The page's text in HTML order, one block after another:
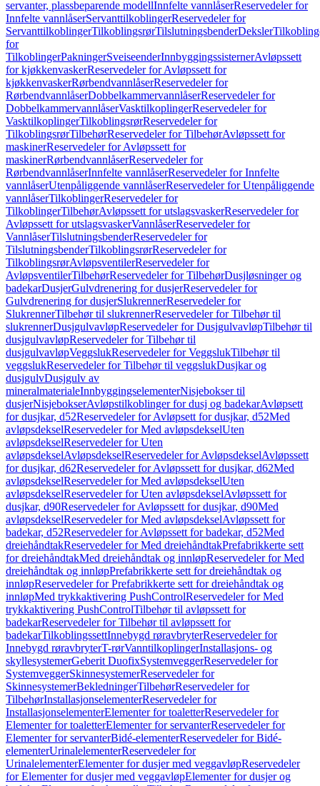
servanter, plassbeparende modellInnfelte vannlåserReservedeler for
Innfelte vannlåserServanttilkoblingerReservedeler for
ServanttilkoblingerTilkoblingsrørTilslutningsbenderDeksler
for
TilkoblingerPakningerSveiseenderInnbyggingssisternerAvløpssett
for kjøkkenvaskerReservedeler for Avløpssett for
kjøkkenvaskerRørbendvannlåserReservedeler for
RørbendvannlåserDobbelkammervannlåserReservedeler for
DobbelkammervannlåserVasktilkoplingerReservedeler for
VasktilkoplingerTilkoblingsrørReservedeler for
TilkoblingsrørTilbehørReservedeler for TilbehørAvløpssett for
maskinerReservedeler for Avløpssett for
maskinerRørbendvannlåserReservedeler for
RørbendvannlåserInnfelte vannlåserReservedeler for Innfelte
vannlåserUtenpåliggende vannlåserReservedeler for Utenpåliggende
vannlåserTilkoblingerReservedeler for
TilkoblingerTilbehørAvløpssett for utslagsvaskerReservedeler for
Avløpssett for utslagsvaskerVannlåserReservedeler for
VannlåserTilslutningsbenderReservedeler for
TilslutningsbenderTilkoblingsrørReservedeler for
TilkoblingsrørAvløpsventilerReservedeler for
AvløpsventilerTilbehørReservedeler for TilbehørDusjløsninger og
badekarDusjerGulvdrenering for dusjerReservedeler for
Gulvdrenering for dusjerSlukrennerReservedeler for
SlukrennerTilbehør til slukrennerReservedeler for Tilbehør til
slukrennerDusjgulvavløpReservedeler for DusjgulvavløpTilbehør til
dusjgulvavløpReservedeler for Tilbehør til
dusjgulvavløpVeggslukReservedeler for VeggslukTilbehør til
veggslukReservedeler for Tilbehør til veggslukDusjkar og
dusjgulvDusjgulv av
mineralmaterialeInnbyggingselementerNisjebokser til
dusjerNisjebokserAvløpstilkoblinger for dusj og badekarAvløpsett
for dusjkar, d52Reservedeler for Avløpsett for dusjkar, d52Med
avløpsdekselReservedeler for Med avløpsdekselUten
avløpsdekselReservedeler for Uten
avløpsdekselAvløpsdekselReservedeler for AvløpsdekselAvløpssett
for dusjkar, d62Reservedeler for Avløpssett for dusjkar, d62Med
avløpsdekselReservedeler for Med avløpsdekselUten
avløpsdekselReservedeler for Uten avløpsdekselAvløpssett for
dusjkar, d90Reservedeler for Avløpssett for dusjkar, d90Med
avløpsdekselReservedeler for Med avløpsdekselAvløpssett for
badekar, d52Reservedeler for Avløpssett for badekar, d52Med
dreiehåndtakReservedeler for Med dreiehåndtakPrefabrikkerte sett
for dreiehåndtakMed dreiehåndtak og innløpReservedeler for Med
dreiehåndtak og innløpPrefabrikkerte sett for dreiehåndtak og
innløpReservedeler for Prefabrikkerte sett for dreiehåndtak og
innløpMed trykkaktivering PushControlReservedeler for Med
trykkaktivering PushControlTilbehør til avløpssett for
badekarReservedeler for Tilbehør til avløpssett for
badekarTilkoblingssettInnebygd røravbryterReservedeler for
Innebygd røravbryterT-rørVanntilkoplingerInstallasjons- og
skyllesystemerGeberit DuofixSystemveggerReservedeler for
SystemveggerSkinnesystemerReservedeler for
SkinnesystemerBekledningerTilbehørReservedeler for
TilbehørInstallasjonselementerReservedeler for
InstallasjonselementerElementer for toaletterReservedeler for
Elementer for toaletterElementer for servanterReservedeler for
Elementer for servanterBidé-elementerReservedeler for Bidé-
elementerUrinalelementerReservedeler for
UrinalelementerElementer for dusjer med veggavløpReservedeler
for Elementer for dusjer med veggavløpElementer for dusjer og